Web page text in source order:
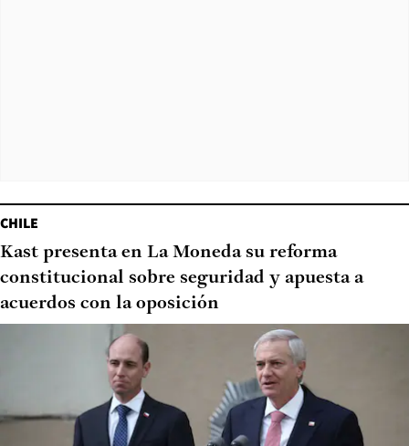
CHILE
Kast presenta en La Moneda su reforma
constitucional sobre seguridad y apuesta a
acuerdos con la oposición